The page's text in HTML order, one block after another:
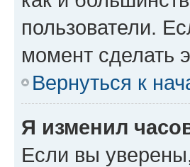
пользователи.
момент сделать
Вернуться к
Я изменил
Если вы